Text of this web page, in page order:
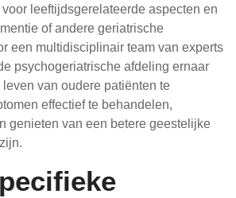
leeftijdsgerelateerde aspecten en
of andere geriatrische
een multidisciplinair team van experts
psychogeriatrische afdeling ernaar
van oudere patiënten te
effectief te behandelen,
genieten van een betere geestelijke